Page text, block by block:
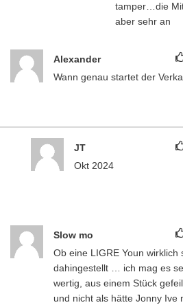
tamper…die
aber sehr an
Alexander
Wann genau startet der
JT
Okt 2024
Slow mo
Ob eine LIGRE Youn wirklich
dahingestellt … ich mag es
wertig, aus einem Stück
und nicht als hätte Jonny Ive